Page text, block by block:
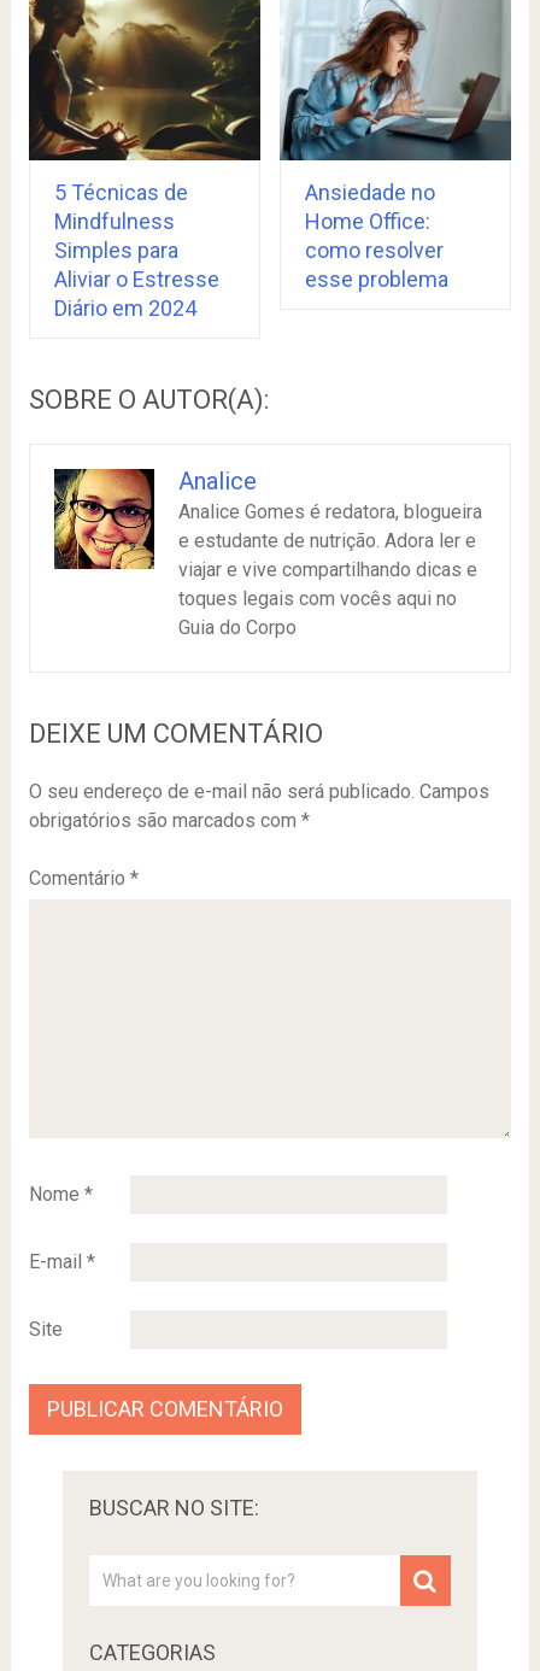
5 Técnicas de
Mindfulness
Simples para
Aliviar o Estresse
Diário em 2024
Ansiedade no
Home Office:
como resolver
esse problema
SOBRE O AUTOR(A):
Analice
Analice Gomes é redatora, blogueira
e estudante de nutrição. Adora ler e
viajar e vive compartilhando dicas e
toques legais com vocês aqui no
Guia do Corpo
DEIXE UM COMENTÁRIO
O seu endereço de e-mail não será publicado. Campos
obrigatórios são marcados com *
Comentário *
Nome *
E-mail *
Site
BUSCAR NO SITE:
CATEGORIAS